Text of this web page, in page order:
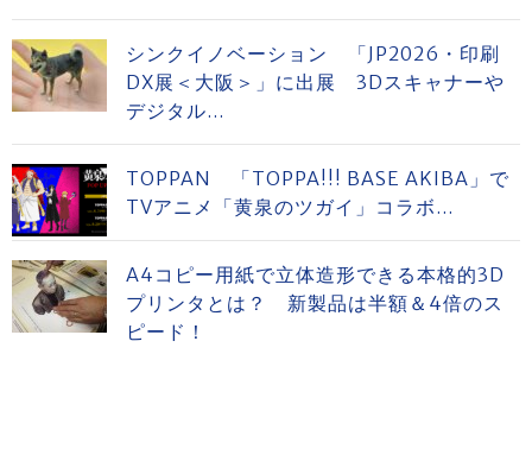
シンクイノベーション 「JP2026・印刷
DX展＜大阪＞」に出展 3Dスキャナーや
デジタル...
TOPPAN 「TOPPA!!! BASE AKIBA」で
TVアニメ「黄泉のツガイ」コラボ...
A4コピー用紙で立体造形できる本格的3D
プリンタとは？ 新製品は半額＆4倍のス
ピード！